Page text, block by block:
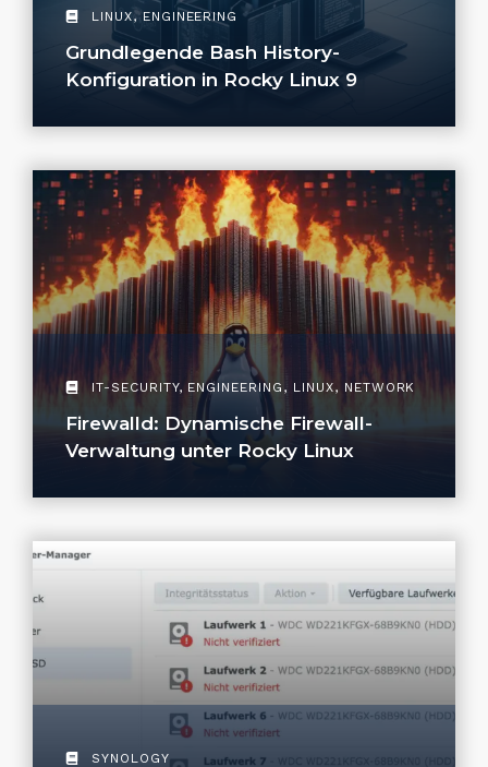
LINUX, ENGINEERING
Grundlegende Bash History-
Konfiguration in Rocky Linux 9
IT-SECURITY, ENGINEERING , LINUX, NETWORK
Firewalld: Dynamische Firewall-
Verwaltung unter Rocky Linux
SYNOLOGY